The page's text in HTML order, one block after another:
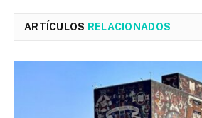
ARTÍCULOS RELACIONADOS